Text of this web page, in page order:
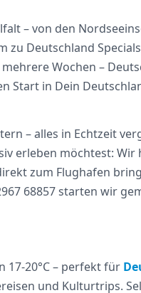
– von den
Deutschland
Wochen –
Start in Dein
– alles in Echtzeit
erleben möchtest: Wir
zum Flughafen
68857 starten wir
17-20°C – perfekt für
und Kulturtrips.